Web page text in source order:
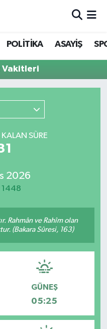
POLİTİKA ASAYİŞ
Vakitleri
SÜRE
2026
1448
Rahmân ve Rahîm olan
(Bakara Sûresi, 163)
GÜNEŞ
05:25
ve Fikstür